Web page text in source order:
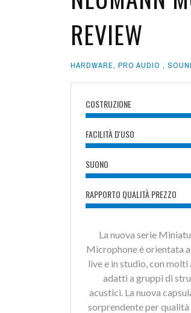
EVENTI
SOUND DESIGNE
LIBRI
WEBINAR
GALLERIES
APP
REVIEW
HARDWARE, PRO AUDIO ,
COSTRUZIONE
FACILITÀ D'USO
SUONO
RAPPORTO QUALITÀ PREZZO
La nuova serie
Microphone è orientata
live e in studio, con molti
adatti a gruppi di
acustici. La nuova
sorprendente per